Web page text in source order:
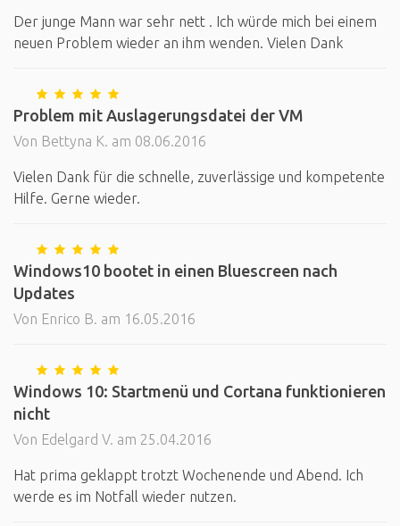
Der junge Mann war sehr nett . Ich würde mich bei einem
neuen Problem wieder an ihm wenden. Vielen Dank
Problem mit Auslagerungsdatei der VM
Von Bettyna K. am 08.06.2016
Vielen Dank für die schnelle, zuverlässige und kompetente
Hilfe. Gerne wieder.
Windows10 bootet in einen Bluescreen nach
Updates
Von Enrico B. am 16.05.2016
Windows 10: Startmenü und Cortana funktionieren
nicht
Von Edelgard V. am 25.04.2016
Hat prima geklappt trotzt Wochenende und Abend. Ich
werde es im Notfall wieder nutzen.